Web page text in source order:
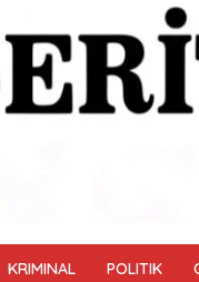
KRIMINAL POLITIK